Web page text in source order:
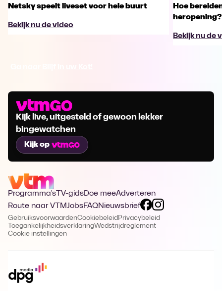
Netsky speelt liveset voor hele buurt
Bekijk nu de video
Hoe
heropening?
Bekijk nu de
Kijk live, uitgesteld of gewoon lekker
bingewatchen
Kijk op
Programma's TV-gidsDoe meeAdverteren
Route naar VTMJobsFAQNieuwsbrief
GebruiksvoorwaardenCookiebeleid Privacybeleid
ToegankelijkheidsverklaringWedstrijdreglement
Cookie instellingen